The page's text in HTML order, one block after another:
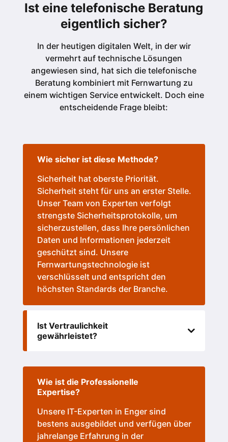
Ist eine telefonische Beratung
eigentlich sicher?
In der heutigen digitalen Welt, in der wir
vermehrt auf technische Lösungen
angewiesen sind, hat sich die telefonische
Beratung kombiniert mit Fernwartung zu
einem wichtigen Service entwickelt. Doch eine
entscheidende Frage bleibt:
Wie sicher ist diese Methode?
Sicherheit hat oberste Priorität.
Sicherheit steht für uns an erster Stelle.
Unser Team von Experten verfolgt
strengste Sicherheitsprotokolle, um
sicherzustellen, dass Ihre persönlichen
Daten und Informationen jederzeit
geschützt sind. Unsere
Fernwartungstechnologie ist
verschlüsselt und entspricht den
höchsten Standards der Branche.
Ist Vertraulichkeit
gewährleistet?
Wie ist die Professionelle
Expertise?
Unsere IT-Experten in Enger sind
bestens ausgebildet und verfügen über
jahrelange Erfahrung in der